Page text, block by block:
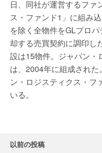
日、同社が運営するファ
ス・ファンド1」に組み
を除く全物件をGLプロ
却する売買契約に調印し
設は15物件。ジャパン・
は、2004年に組成され
ン・ロジスティクス・フ
いる。
以前の投稿